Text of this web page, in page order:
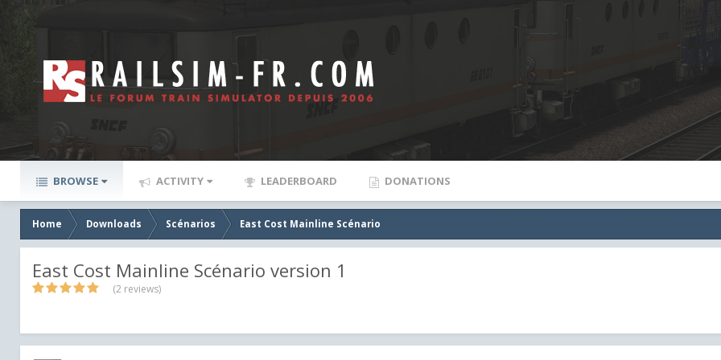
BROWSE ACTIVITY LEADERBOARD DONATIONS
Home Downloads Scénarios East Cost Mainline Scénario
East Cost Mainline Scénario version 1
(2 reviews)